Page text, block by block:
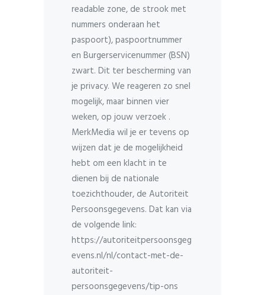
readable zone, de strook met
nummers onderaan het
paspoort), paspoortnummer
en Burgerservicenummer (BSN)
zwart. Dit ter bescherming van
je privacy. We reageren zo snel
mogelijk, maar binnen vier
weken, op jouw verzoek .
MerkMedia wil je er tevens op
wijzen dat je de mogelijkheid
hebt om een klacht in te
dienen bij de nationale
toezichthouder, de Autoriteit
Persoonsgegevens. Dat kan via
de volgende link:
https://autoriteitpersoonsgeg
evens.nl/nl/contact-met-de-
autoriteit-
persoonsgegevens/tip-ons